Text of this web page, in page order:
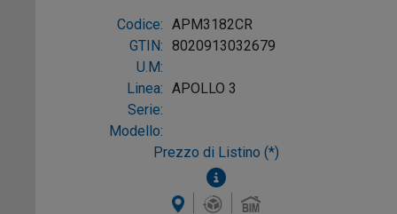
LAVELLO CROMO
Codice: APM3182CR
GTIN: 8020913032679
U.M:
Linea: APOLLO 3
Serie:
Modello:
Prezzo di Listino (*)